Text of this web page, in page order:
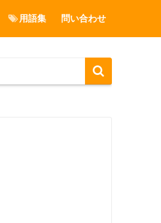
用語集 問い合わせ